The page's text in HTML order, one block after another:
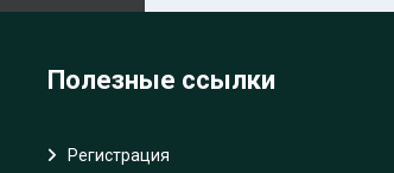
Полезные ссылки
Регистрация